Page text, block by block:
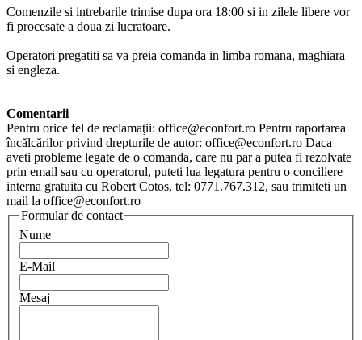
Comenzile si intrebarile trimise dupa ora 18:00 si in zilele libere vor
fi procesate a doua zi lucratoare.
Operatori pregatiti sa va preia comanda in limba romana, maghiara
si engleza.
Comentarii
Pentru orice fel de reclamaţii: office@econfort.ro Pentru raportarea
încălcărilor privind drepturile de autor: office@econfort.ro Daca
aveti probleme legate de o comanda, care nu par a putea fi rezolvate
prin email sau cu operatorul, puteti lua legatura pentru o conciliere
interna gratuita cu Robert Cotos, tel: 0771.767.312, sau trimiteti un
mail la office@econfort.ro
Formular de contact
Nume
E-Mail
Mesaj